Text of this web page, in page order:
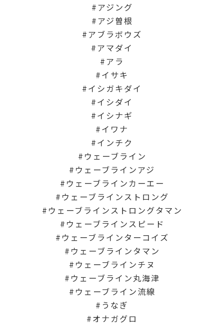
アジング
アジ曽根
アブラボウズ
アマダイ
アラ
イサキ
イシガキダイ
イシダイ
イシナギ
イワナ
インチク
ウェーブライン
ウェーブラインアジ
ウェーブラインカーエー
ウェーブラインストロング
ウェーブラインストロングタマン
ウェーブラインスピード
ウェーブラインターコイズ
ウェーブラインタマン
ウェーブラインチヌ
ウェーブライン丸海津
ウェーブライン流線
うなぎ
オナガグロ